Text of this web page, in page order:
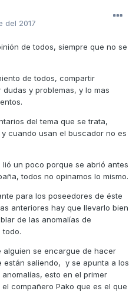
defectos que ha encontrado
aportarlo al foro para que
sucede con esta moto a
al criticar a paKo por
550, que pasa hay que
comparto tus opiniones.
del 2017
de todos, siempre que no se
de todos, compartir
y problemas, y lo mas
del tema que se trata,
cuando usan el buscador no es
un poco porque se abrió antes
todos no opinamos lo mismo.
para los poseedores de éste
anteriores hay que llevarlo bien
de las anomalías de
todo.
alguien se encargue de hacer
están saliendo, y se apunta a los
esto en el primer
compañero Pako que es el que